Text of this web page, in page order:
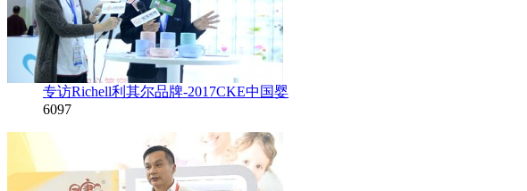
专访Richell利其尔品牌-2017CKE中国婴
6097